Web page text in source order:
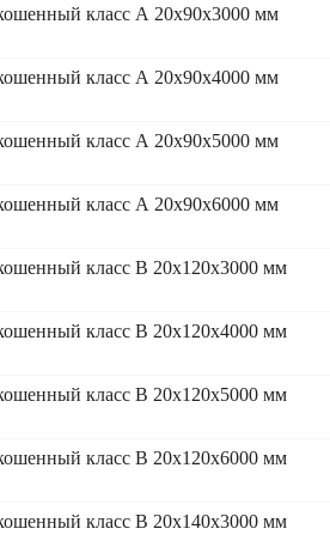
класс А 20x90x3000 мм
класс А 20x90x4000 мм
класс А 20x90x5000 мм
класс А 20x90x6000 мм
класс В 20x120x3000 мм
класс В 20x120x4000 мм
класс В 20x120x5000 мм
класс В 20x120x6000 мм
класс В 20x140x3000 мм